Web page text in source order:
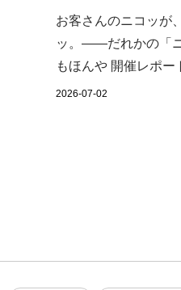
お客さんのニコッが
ッ。——だれかの「
もほんや 開催レポー
2026-07-02